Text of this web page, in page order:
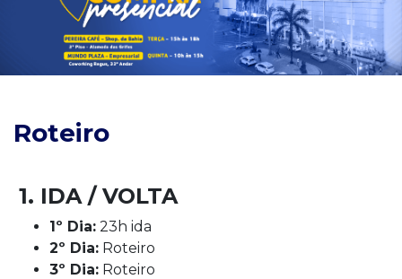
Roteiro
1. IDA / VOLTA
1º Dia: 23h ida
2º Dia: Roteiro
3º Dia: Roteiro